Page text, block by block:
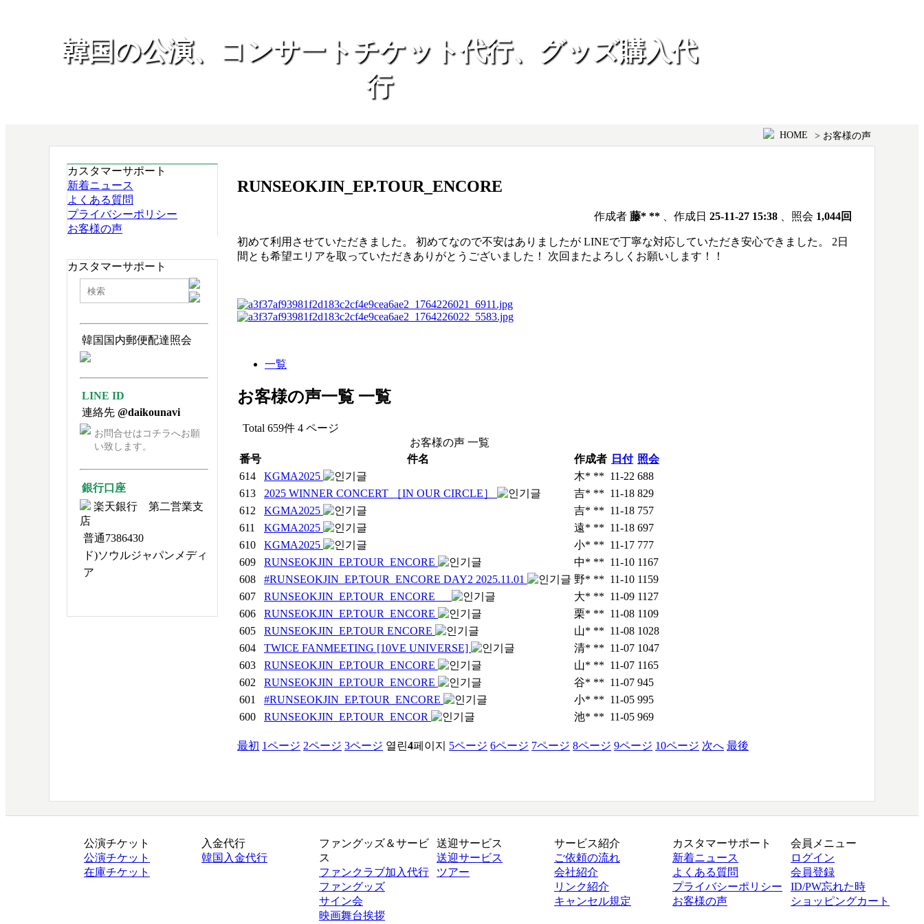
韓国の公演、コンサートチケット代行、グッズ購入代
行
> お客様の声
HOME
カスタマーサポート
新着ニュース
よくある質問
プライバシーポリシー
お客様の声
カスタマーサポート
韓国国内郵便配達照会
LINE ID
連絡先 @daikounavi
お問合せはコチラへお願
い致します。
銀行口座
楽天銀行 第二営業支
店
普通7386430
ド)ソウルジャパンメディ
ア
RUNSEOKJIN_EP.TOUR_ENCORE
作成者 藤* ** 、作成日 25-11-27 15:38 、照会 1,044回
初めて利用させていただきました。 初めてなので不安はありましたが LINEで丁寧な対応していただき安心できました。 2日
間とも希望エリアを取っていただきありがとうございました！ 次回またよろしくお願いします！！
一覧
お客様の声一覧 一覧
Total 659件 4 ページ
お客様の声 一覧
番号
件名 作成者 日付 照会
614
KGMA2025 木* ** 11-22 688
613
2025 WINNER CONCERT ［IN OUR CIRCLE］ 吉* ** 11-18 829
612
KGMA2025 吉* ** 11-18 757
611
KGMA2025 遠* ** 11-18 697
610
KGMA2025 小* ** 11-17 777
609
RUNSEOKJIN_EP.TOUR_ENCORE 中* ** 11-10 1167
608
#RUNSEOKJIN_EP.TOUR_ENCORE DAY2 2025.11.01 野* ** 11-10 1159
607
RUNSEOKJIN_EP.TOUR_ENCORE 大* ** 11-09 1127
606
RUNSEOKJIN_EP.TOUR_ENCORE 栗* ** 11-08 1109
605
RUNSEOKJIN_EP.TOUR ENCORE 山* ** 11-08 1028
604
TWICE FANMEETING [10VE UNIVERSE] 清* ** 11-07 1047
603
RUNSEOKJIN_EP.TOUR_ENCORE 山* ** 11-07 1165
602
RUNSEOKJIN_EP.TOUR_ENCORE 谷* ** 11-07 945
601
#RUNSEOKJIN_EP.TOUR_ENCORE 小* ** 11-05 995
600
RUNSEOKJIN_EP.TOUR_ENCOR 池* ** 11-05 969
最初 1ページ 2ページ 3ページ 열린4페이지 5ページ 6ページ 7ページ 8ページ 9ページ 10ページ 次へ 最後
公演チケット
公演チケット
在庫チケット
入金代行
韓国入金代行
ファングッズ＆サービ
ス
ファンクラブ加入代行
ファングッズ
サイン会
映画舞台挨拶
送迎サービス
送迎サービス
ツアー
サービス紹介
ご依頼の流れ
会社紹介
リンク紹介
キャンセル規定
カスタマーサポート
新着ニュース
よくある質問
プライバシーポリシー
お客様の声
会員メニュー
ログイン
会員登録
ID/PW忘れた時
ショッピングカート